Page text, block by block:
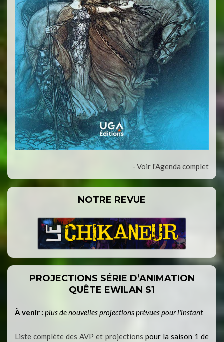
- Voir l'Agenda complet
NOTRE REVUE
PROJECTIONS SÉRIE D’ANIMATION
QUÊTE EWILAN S1
À venir : plus de nouvelles projections prévues pour l'instant
Liste complète des AVP et projections pour la saison 1 de